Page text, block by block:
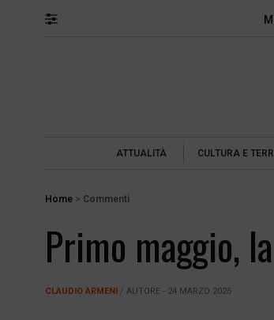
ATTUALITÀ CULTURA E
Home > Commenti
Primo maggio,
CLAUDIO ARMENI / AUTORE - 24 MARZO 2025